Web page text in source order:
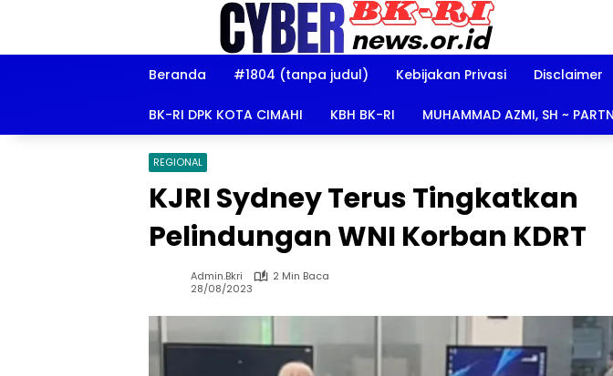
Beranda #1804 (tanpa judul) Kebijakan Privasi Disclaimer
BK-RI DPK KOTA CIMAHI KBH BK-RI MUHAMMAD AZMI, SH ~
REGIONAL
KJRI Sydney Terus Tingkatkan
Pelindungan WNI Korban KDRT
Admin.bkri
2 Min Baca
28/08/2023